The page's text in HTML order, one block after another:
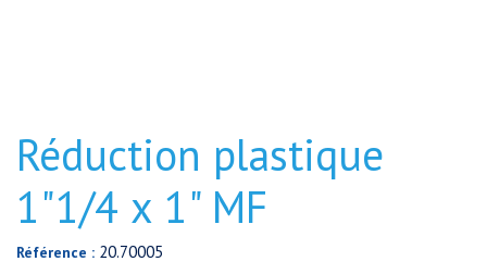
Réduction plastique
1"1/4 x 1" MF
Référence : 20.70005